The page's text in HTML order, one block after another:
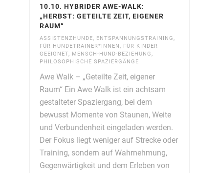
10.10. HYBRIDER AWE-WALK:
„HERBST: GETEILTE ZEIT, EIGENER
RAUM“
ASSISTENZHUNDE, ENTSPANNUNGSTRAINING,
FÜR HUNDETRAINER*INNEN, FÜR KINDER
GEEIGNET, MENSCH-HUND-BEZIEHUNG,
PHILOSOPHISCHE SPAZIERGÄNGE
Awe Walk – „Geteilte Zeit, eigener
Raum“ Ein Awe Walk ist ein achtsam
gestalteter Spaziergang, bei dem
bewusst Momente von Staunen, Weite
und Verbundenheit eingeladen werden.
Der Fokus liegt weniger auf Strecke oder
Training, sondern auf Wahrnehmung,
Gegenwärtigkeit und dem Erleben von